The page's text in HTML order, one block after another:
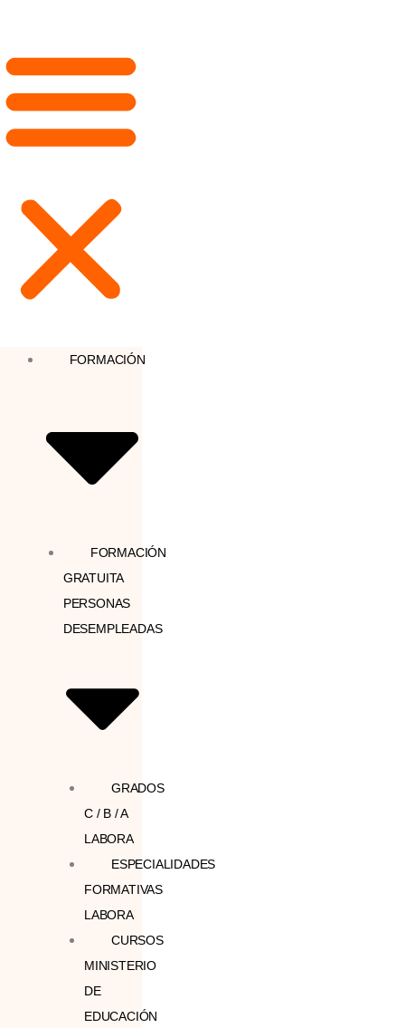
FORMACIÓN
FORMACIÓN
GRATUITA
PERSONAS
DESEMPLEADAS
GRADOS
C / B / A
LABORA
ESPECIALIDADES
FORMATIVAS
LABORA
CURSOS
MINISTERIO
DE
EDUCACIÓN